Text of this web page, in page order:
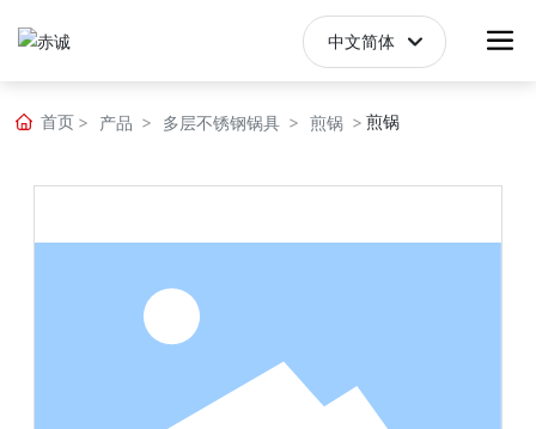
中文简体
首页 产品 多层不锈钢锅具 煎锅 煎锅